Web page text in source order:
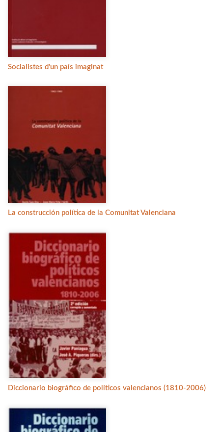
Socialistes d'un país imaginat
La construcción política de la Comunitat Valenciana
Diccionario biográfico de políticos valencianos (1810-2006)